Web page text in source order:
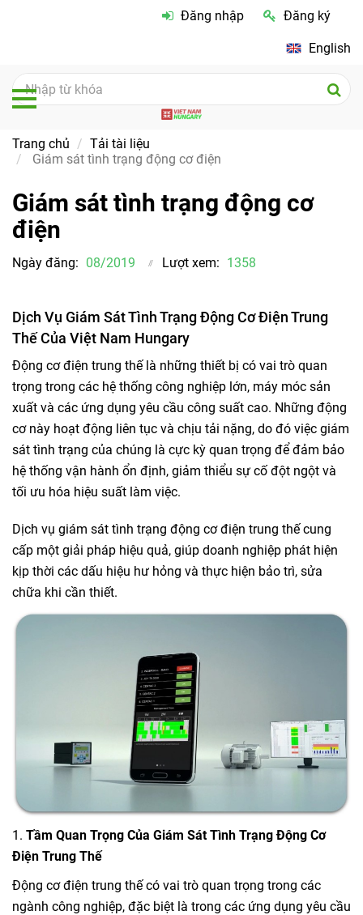
Giám sát tình trạng động cơ
điện
Ngày đăng: 08/2019 Lượt xem: 1358
Dịch Vụ Giám Sát Tình Trạng Động Cơ Điện Trung
Thế Của Việt Nam Hungary
Động cơ điện trung thế là những thiết bị có vai trò quan
trọng trong các hệ thống công nghiệp lớn, máy móc sản
xuất và các ứng dụng yêu cầu công suất cao. Những động
cơ này hoạt động liên tục và chịu tải nặng, do đó việc giám
sát tình trạng của chúng là cực kỳ quan trọng để đảm bảo
hệ thống vận hành ổn định, giảm thiểu sự cố đột ngột và
tối ưu hóa hiệu suất làm việc.
Dịch vụ giám sát tình trạng động cơ điện trung thế cung
cấp một giải pháp hiệu quả, giúp doanh nghiệp phát hiện
kịp thời các dấu hiệu hư hỏng và thực hiện bảo trì, sửa
chữa khi cần thiết.
1. Tầm Quan Trọng Của Giám Sát Tình Trạng Động Cơ
Điện Trung Thế
Động cơ điện trung thế có vai trò quan trọng trong các
ngành công nghiệp, đặc biệt là trong các ứng dụng yêu cầu
Đăng nhập Đăng ký
English
Trang chủ
Tải tài liệu
Giám sát tình trạng động cơ điện